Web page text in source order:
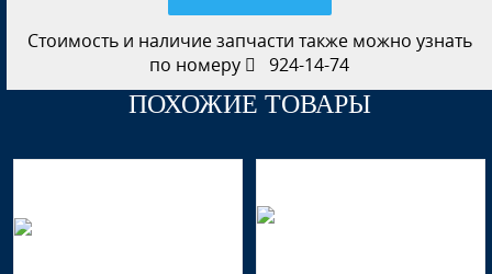
Стоимость и наличие запчасти также можно узнать
по номеру
924-14-74
ПОХОЖИЕ ТОВАРЫ